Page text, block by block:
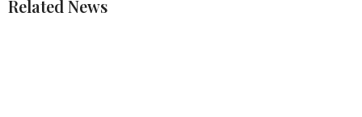
Related News